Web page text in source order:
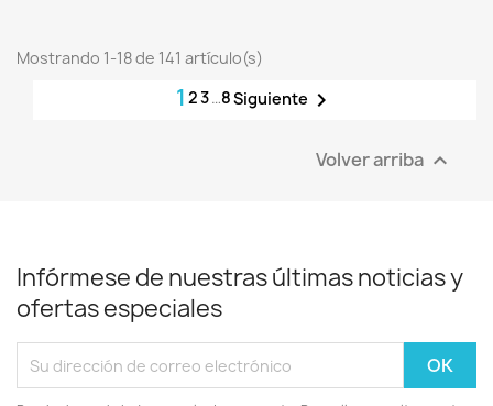
Mostrando 1-18 de 141 artículo(s)
1 23…8Siguiente 
Volver arriba 
Infórmese de nuestras últimas noticias y
ofertas especiales